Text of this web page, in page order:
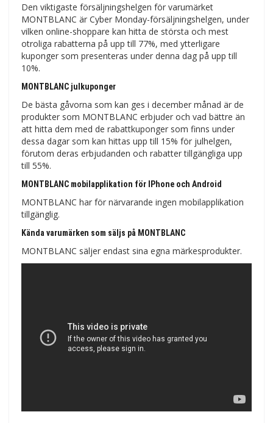
Den viktigaste försäljningshelgen för varumärket
MONTBLANC är Cyber Monday-försäljningshelgen, under
vilken online-shoppare kan hitta de största och mest
otroliga rabatterna på upp till 77%, med ytterligare
kuponger som presenteras under denna dag på upp till
10%.
MONTBLANC julkuponger
De bästa gåvorna som kan ges i december månad är de
produkter som MONTBLANC erbjuder och vad bättre än
att hitta dem med de rabattkuponger som finns under
dessa dagar som kan hittas upp till 15% för julhelgen,
förutom deras erbjudanden och rabatter tillgängliga upp
till 55%.
MONTBLANC mobilapplikation för IPhone och Android
MONTBLANC har för närvarande ingen mobilapplikation
tillgänglig.
Kända varumärken som säljs på MONTBLANC
MONTBLANC säljer endast sina egna märkesprodukter.